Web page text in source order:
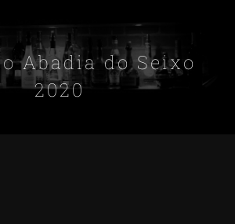
Abadia do Seixo
2020